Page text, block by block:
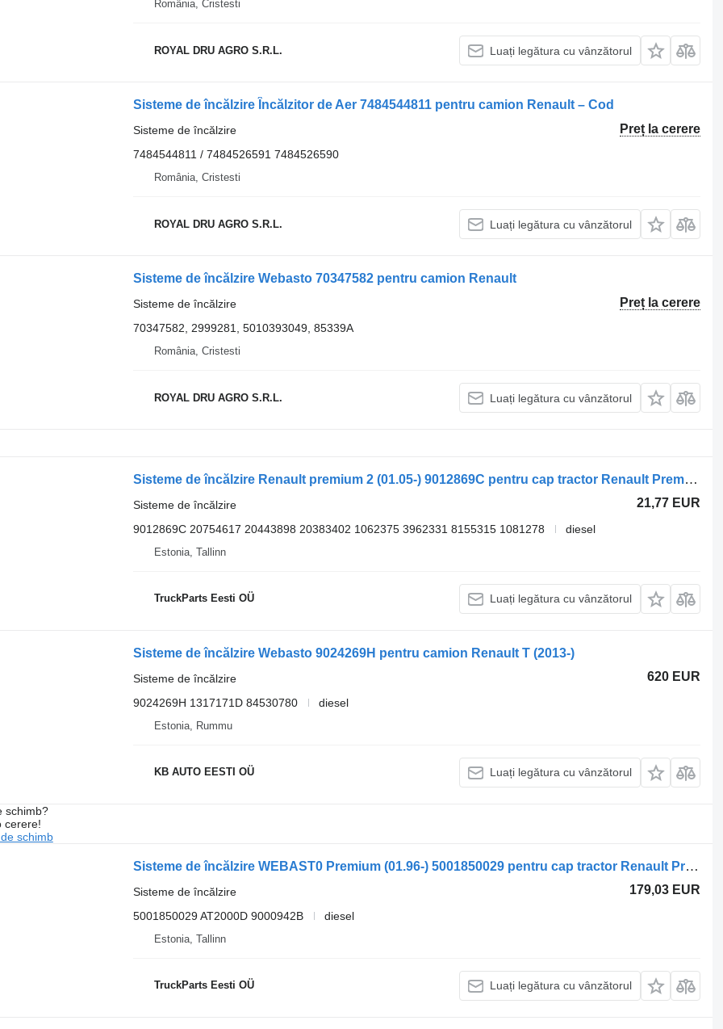
România, Cristesti
ROYAL DRU AGRO S.R.L. Luați legătura cu vânzătorul
Sisteme de încălzire Încălzitor de Aer 7484544811 pentru camion Renault – Cod
Preț la cerere
Sisteme de încălzire
7484544811 / 7484526591 7484526590
România, Cristesti
ROYAL DRU AGRO S.R.L. Luați legătura cu vânzătorul
Sisteme de încălzire Webasto 70347582 pentru camion Renault
Preț la cerere
Sisteme de încălzire
70347582, 2999281, 5010393049, 85339A
România, Cristesti
ROYAL DRU AGRO S.R.L. Luați legătura cu vânzătorul
Sisteme de încălzire Renault premium 2 (01.05-) 9012869C pentru cap tractor Renault Premium, Premium 2 (1996-2014)
21,77 EUR
Sisteme de încălzire
9012869C 20754617 20443898 20383402 1062375 3962331 8155315 1081278
diesel
Estonia, Tallinn
TruckParts Eesti OÜ Luați legătura cu vânzătorul
Sisteme de încălzire Webasto 9024269H pentru camion Renault T (2013-)
620 EUR
Sisteme de încălzire
9024269H 1317171D 84530780
diesel
Estonia, Rummu
KB AUTO EESTI OÜ Luați legătura cu vânzătorul
schimb?
cerere!
schimb
Sisteme de încălzire WEBAST0 Premium (01.96-) 5001850029 pentru cap tractor Renault Premium, Premium 2 (1996-2014)
179,03 EUR
Sisteme de încălzire
5001850029 AT2000D 9000942B
diesel
Estonia, Tallinn
TruckParts Eesti OÜ Luați legătura cu vânzătorul